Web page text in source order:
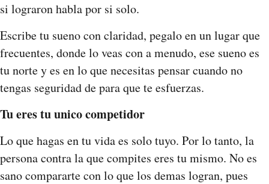
si lograron habla por si solo.
Escribe tu sueno con claridad, pegalo en un lugar que
frecuentes, donde lo veas con a menudo, ese sueno es
tu norte y es en lo que necesitas pensar cuando no
tengas seguridad de para que te esfuerzas.
Tu eres tu unico competidor
Lo que hagas en tu vida es solo tuyo. Por lo tanto, la
persona contra la que compites eres tu mismo. No es
sano compararte con lo que los demas logran, pues